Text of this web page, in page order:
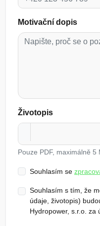
Motivační dopis
Životopis
Pouze PDF, maximálně 5
Souhlasím se
Souhlasím s tím, že
údaje, životopis)
Hydropower, s.r.o. za